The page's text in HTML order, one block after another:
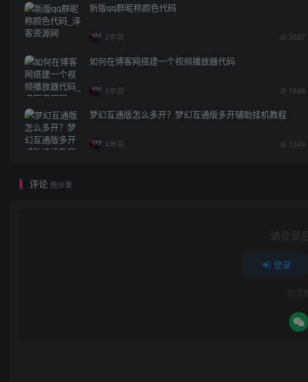
新版qq群昵称颜色代码
2年前 3387
如何在博客网搭建一个视频播放器代码
5年前 1688
梦幻互通版怎么多开？梦幻互通版多开辅助挂机教程
4年前 1249
评论 抢沙发
请登录
登录
社交